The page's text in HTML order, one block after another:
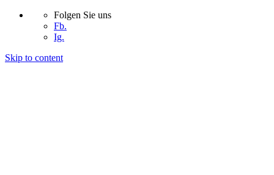
Folgen Sie uns
Fb.
Ig.
Skip to content